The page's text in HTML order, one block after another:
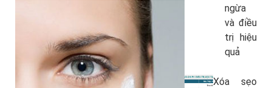
ngừa
và điều
trị hiệu
quả
Xóa sẹo